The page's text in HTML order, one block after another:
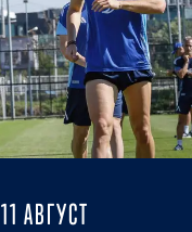
АВГУСТ